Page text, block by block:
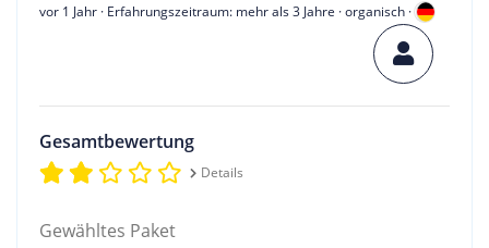
vor 1 Jahr · Erfahrungszeitraum: mehr als 3 Jahre · organisch ·
Gesamtbewertung
Details
Gewähltes Paket